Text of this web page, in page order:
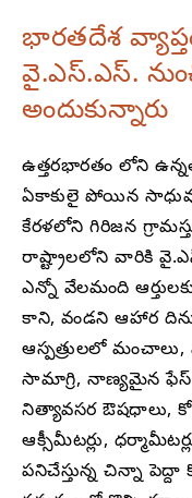
భారతదేశ
వై.ఎస్.ఎస్.
అందుకున్నారు
ఉత్తరభారతం లోని
ఏకాకులై పోయిన
కేరళలోని గిరిజన
రాష్ట్రాలలోని వారికి
ఎన్నో వేలమంది
కాని, వండని ఆహార
ఆస్పత్రులలో మంచాలు,
సామాగ్రి, నాణ్యమైన ఫేస్
నిత్యావసర ఔషధాలు,
ఆక్సీమీటర్లు,
పనిచేస్తున్న చిన్నా